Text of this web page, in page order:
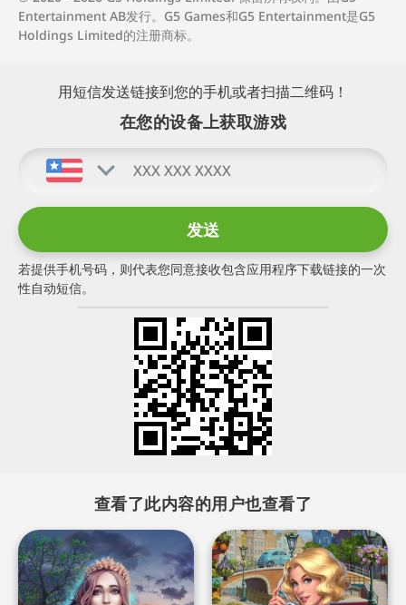
Entertainment AB发行。G5 Games和G5 Entertainment是G5
Holdings Limited的注册商标。
用短信发送链接到您的手机或者扫描二维码！
在您的设备上获取游戏
若提供手机号码，则代表您同意接收包含应用程序下载链接的一次
性自动短信。
查看了此内容的用户也查看了